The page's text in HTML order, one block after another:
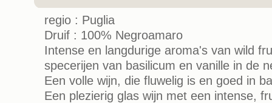
regio : Puglia
Druif : 100% Negroamaro
Intense en langdurige aroma's van wild
specerijen van basilicum en vanille in de
Een volle wijn, die fluwelig is en goed in
Een plezierig glas wijn met een intense,